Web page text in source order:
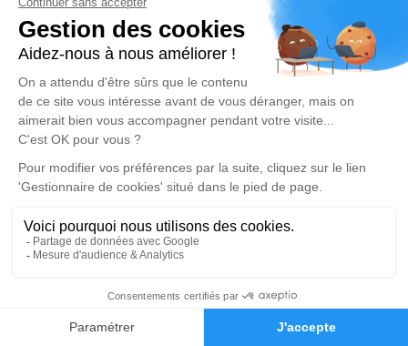
Faire-part Hommages
anecdote ou exprimer vos pensées à travers des
poèmes ou des textes. Cet endroit est un lieu
d'expression dédié à honorer la mémoire d’Yvette
BRESSY.
Un service de plantation d’arbre hommage est
disponible ici.
Je rends hommage
Cérémonie religieuse
Église de Suze-la-Rousse
26790 Suze-la-Rousse